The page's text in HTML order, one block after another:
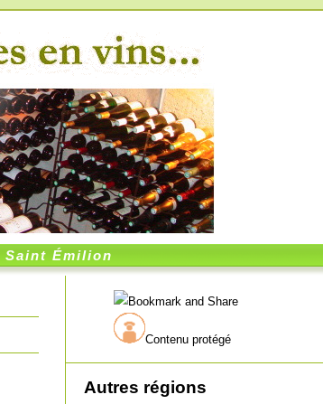
Émilion
Contenu protégé
Autres régions